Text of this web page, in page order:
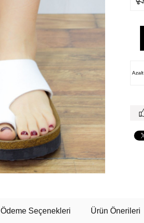
Azalt
Ödeme Seçenekleri Ürün Önerileri